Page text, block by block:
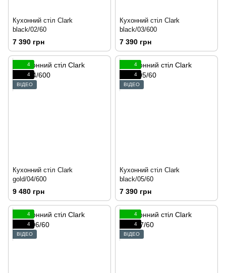
Кухонний стіл Clark
black/02/60
7 390 грн
Кухонний стіл Clark
black/03/600
7 390 грн
4
4
ВІДЕО
Кухонний стіл Clark
gold/04/600
9 480 грн
4
4
ВІДЕО
Кухонний стіл Clark
black/05/60
7 390 грн
4
4
ВІДЕО
4
4
ВІДЕО